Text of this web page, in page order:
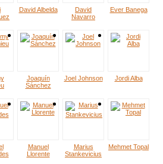
David Albelda
David
Navarro
Ever Banega
Joaquín
Sánchez
Joel Johnson Jordi Alba
Manuel
Llorente
Marius
Stankevicius
Mehmet Topal